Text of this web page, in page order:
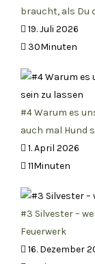
braucht, als Du
19. Juli 2026
30Minuten
#4 Warum es
auch mal Hund
1. April 2026
11Minuten
#3 Silvester –
Feuerwerk
16. Dezember